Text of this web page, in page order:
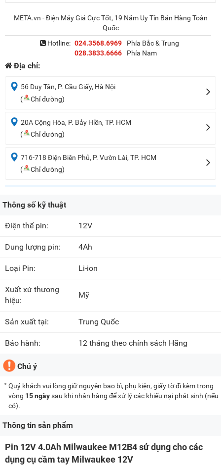
META.vn - Điện Máy Giá Cực Tốt, 19 Năm Uy Tín Bán Hàng Toàn
Quốc
Hotline: 024.3568.6969
Phía Bắc & Trung
028.3833.6666
Phía Nam
Địa chỉ:
56 Duy Tân, P. Cầu Giấy, Hà Nội
(
Chỉ đường)
20A Cộng Hòa, P. Bảy Hiền, TP. HCM
(
Chỉ đường)
716-718 Điện Biên Phủ, P. Vườn Lài, TP. HCM
(
Chỉ đường)
Thông số kỹ thuật
Điện thế pin: 12V
Dung lượng pin: 4Ah
Loại Pin: Li-ion
Xuất xứ thương
hiệu:
Mỹ
Sản xuất tại: Trung Quốc
Bảo hành: 12 tháng theo chính sách Hãng
Chú ý
Quý khách vui lòng giữ nguyên bao bì, phụ kiện, giấy tờ đi kèm trong
vòng 15 ngàysau khi nhận hàng để xử lý các khiếu nại phát sinh (nếu
có).
Thông tin sản phẩm
Pin 12V 4.0Ah Milwaukee M12B4 sử dụng cho các
dụng cụ cầm tay Milwaukee 12V